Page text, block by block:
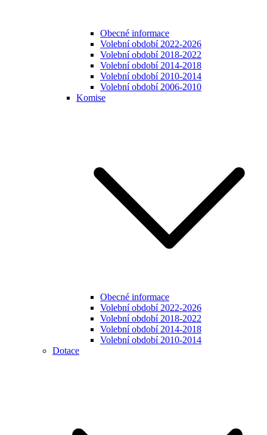
Obecné informace
Volební období 2022-2026
Volební období 2018-2022
Volební období 2014-2018
Volební období 2010-2014
Volební období 2006-2010
Komise
Obecné informace
Volební období 2022-2026
Volební období 2018-2022
Volební období 2014-2018
Volební období 2010-2014
Dotace